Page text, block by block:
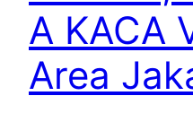
A KACA
Area